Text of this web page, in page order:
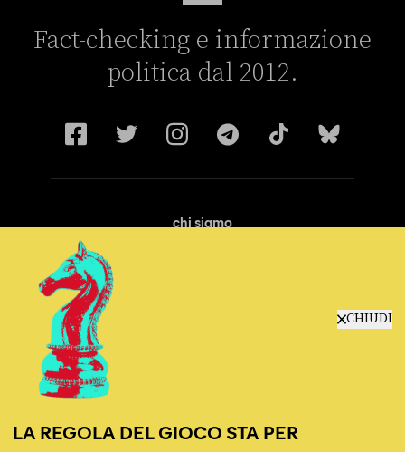
CHIUDI
LA REGOLA DEL GIOCO STA PER
Fact-checking e informazione
politica dal 2012.
chi siamo